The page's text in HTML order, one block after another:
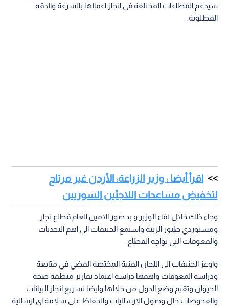
سيدعم القطاعات المختلفة في انجاز اعمالها بالسرعة والدقه
المطلوبة.
اقرأ أيضا : وزير الزراعة: الأردن غير مرتاح
لتخفيض مساعدات اللاجئين السوريين
وجاء ذلك خلال لقاء الوزير و بحضور الامين العام قطاع تجار
ومستوردي طيور الزينة واستمع الحنيفات الى اهم التحديات
والمعوقات التي تواجه القطاع.
واوعز الحنيفات الى اللجان الفنية المختصة المضي في متابعة
ودراسة المعوقات واهمها دراسة اعتماد تقارير منظمة صحة
الحيوان وتقيم وضع الدول من خلالها وايضا تسريع انجاز البيانات
والفحوصات حال وصول الارساليات والحفاظ على سلامة اي ارسالية